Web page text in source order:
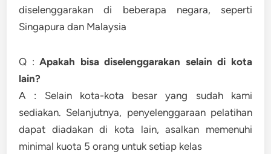
diselenggarakan di beberapa negara, seperti
Singapura dan Malaysia
Q :Apakah bisa diselenggarakan selain di kota
lain?
A : Selain kota-kota besar yang sudah kami
sediakan. Selanjutnya, penyelenggaraan pelatihan
dapat diadakan di kota lain, asalkan memenuhi
minimal kuota 5 orang untuk setiap kelas